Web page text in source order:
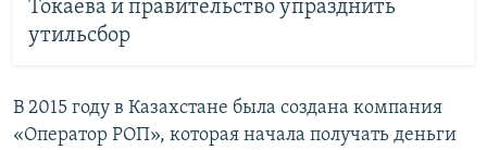
Токаева и правительство упразднить
утильсбор
В 2015 году в Казахстане была создана компания
«Оператор РОП», которая начала получать деньги